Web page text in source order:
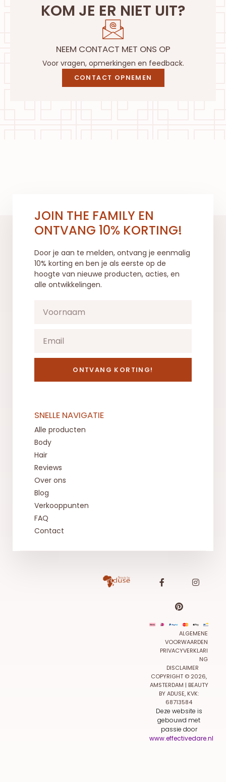
KOM JE ER NIET UIT?
NEEM CONTACT MET ONS OP
Voor vragen, opmerkingen en feedback.
CONTACT OPNEMEN
JOIN THE FAMILY EN
ONTVANG 10% KORTING!
Door je aan te melden, ontvang je eenmalig
10% korting en ben je als eerste op de
hoogte van nieuwe producten, acties, en
alle ontwikkelingen.
ONTVANG KORTING!
SNELLE NAVIGATIE
Alle producten
Body
Hair
Reviews
Over ons
Blog
Verkooppunten
FAQ
Contact
ALGEMENE
VOORWAARDEN
PRIVACYVERKLARI
NG
DISCLAIMER
COPYRIGHT © 2026,
AMSTERDAM | BEAUTY
BY ADUSE, KVK:
68713584
Deze website is
gebouwd met
passie door
www.effectivedare.nl